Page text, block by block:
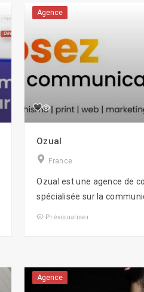
Agence
Ozual
France
Ozual est une agence de
spécialisée sur la
Prévisualiser
Agence